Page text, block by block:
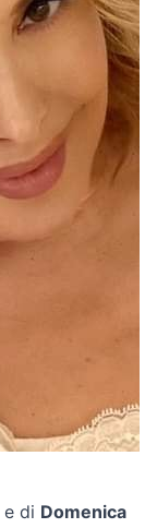
e di Domenica